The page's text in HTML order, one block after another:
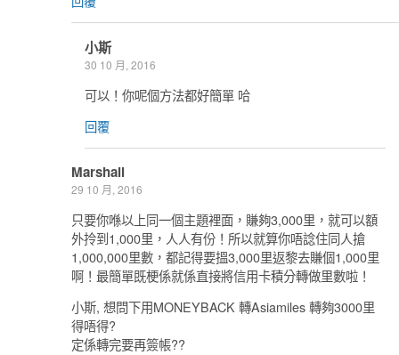
小斯
30 10 月, 2016
可以！你呢個方法都好簡單 哈
回覆
Marshall
29 10 月, 2016
只要你喺以上同一個主題裡面，賺夠3,000里，就可以額
外拎到1,000里，人人有份！所以就算你唔諗住同人搶
1,000,000里數，都記得要搵3,000里返黎去賺個1,000里
啊！最簡單既梗係就係直接將信用卡積分轉做里數啦！
小斯, 想問下用MONEYBACK 轉Asiamiles 轉夠3000里
得唔得?
定係轉完要再簽帳??